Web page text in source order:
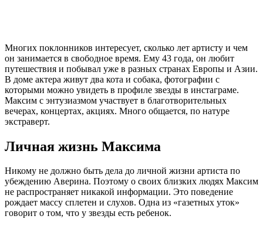
Многих поклонников интересует, сколько лет артисту и чем
он занимается в свободное время. Ему 43 года, он любит
путешествия и побывал уже в разных странах Европы и Азии.
В доме актера живут два кота и собака, фотографии с
которыми можно увидеть в профиле звезды в инстаграме.
Максим с энтузиазмом участвует в благотворительных
вечерах, концертах, акциях. Много общается, по натуре
экстраверт.
Личная жизнь Максима
Никому не должно быть дела до личной жизни артиста по
убеждению Аверина. Поэтому о своих близких людях Максим
не распространяет никакой информации. Это поведение
рождает массу сплетен и слухов. Одна из «газетных уток»
говорит о том, что у звезды есть ребенок.